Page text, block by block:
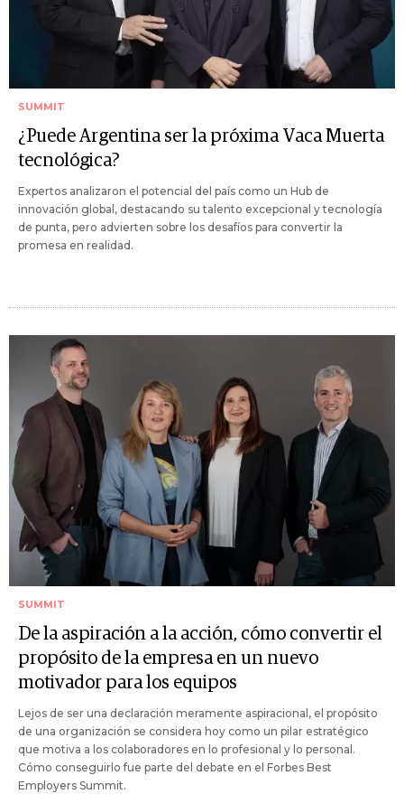
SUMMIT
¿Puede Argentina ser la próxima Vaca Muerta
tecnológica?
Expertos analizaron el potencial del país como un Hub de
innovación global, destacando su talento excepcional y tecnología
de punta, pero advierten sobre los desafíos para convertir la
promesa en realidad.
SUMMIT
De la aspiración a la acción, cómo convertir el
propósito de la empresa en un nuevo
motivador para los equipos
Lejos de ser una declaración meramente aspiracional, el propósito
de una organización se considera hoy como un pilar estratégico
que motiva a los colaboradores en lo profesional y lo personal.
Cómo conseguirlo fue parte del debate en el Forbes Best
Employers Summit.